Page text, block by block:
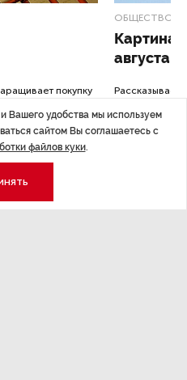
покупку
ОБЩЕСТВО
Картина
августа
Рассказываем
августа — от
Вашего удобства мы используем
сайтом Вы соглашаетесь с
файлов куки.